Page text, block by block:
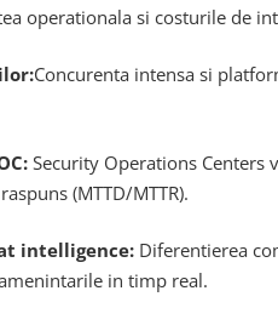
operationala si costurile de
Concurenta intensa si
Security Operations
(MTTD/MTTR).
intelligence: Diferentierea
in timp real.